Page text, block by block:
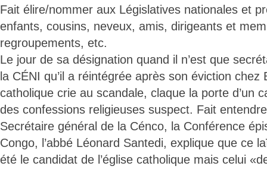
Fait élire/nommer aux Législatives nationales et
enfants, cousins, neveux, amis, dirigeants et
regroupements, etc.
Le jour de sa désignation quand il n’est que
la CÉNI qu’il a réintégrée après son éviction chez
catholique crie au scandale, claque la porte d’un
des confessions religieuses suspect. Fait
Secrétaire général de la Cénco, la Conférence
Congo, l’abbé Léonard Santedi, explique que ce
été le candidat de l’église catholique mais celui